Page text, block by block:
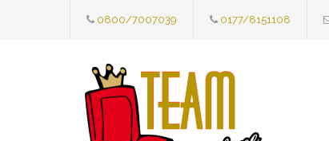
0800/7007039 0177/8151108